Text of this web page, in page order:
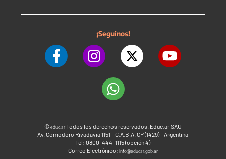
¡Seguinos!
©educ.arTodos los derechos reservados. Educ.ar SAU
Av. Comodoro Rivadavia 1151 - C.A.B.A. CP (1429) - Argentina
Tel: 0800-444-1115 (opción 4)
Correo Electrónico: info@educar.gob.ar